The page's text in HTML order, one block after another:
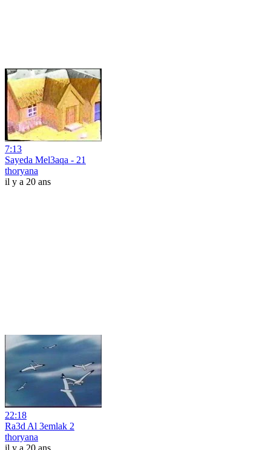
7:13
Sayeda Mel3aqa - 21
thoryana
il y a 20 ans
22:18
Ra3d Al 3emlak 2
thoryana